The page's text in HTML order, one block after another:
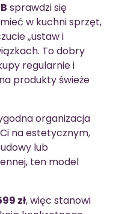
sprawdzi się
w kuchni sprzęt,
„ustaw i
To dobry
regularnie i
produkty świeże
organizacja
na estetycznym,
lub
ten model
zł, więc stanowi